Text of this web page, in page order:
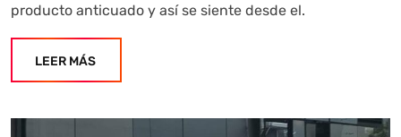
producto anticuado y así se siente desde el.
LEER MÁS